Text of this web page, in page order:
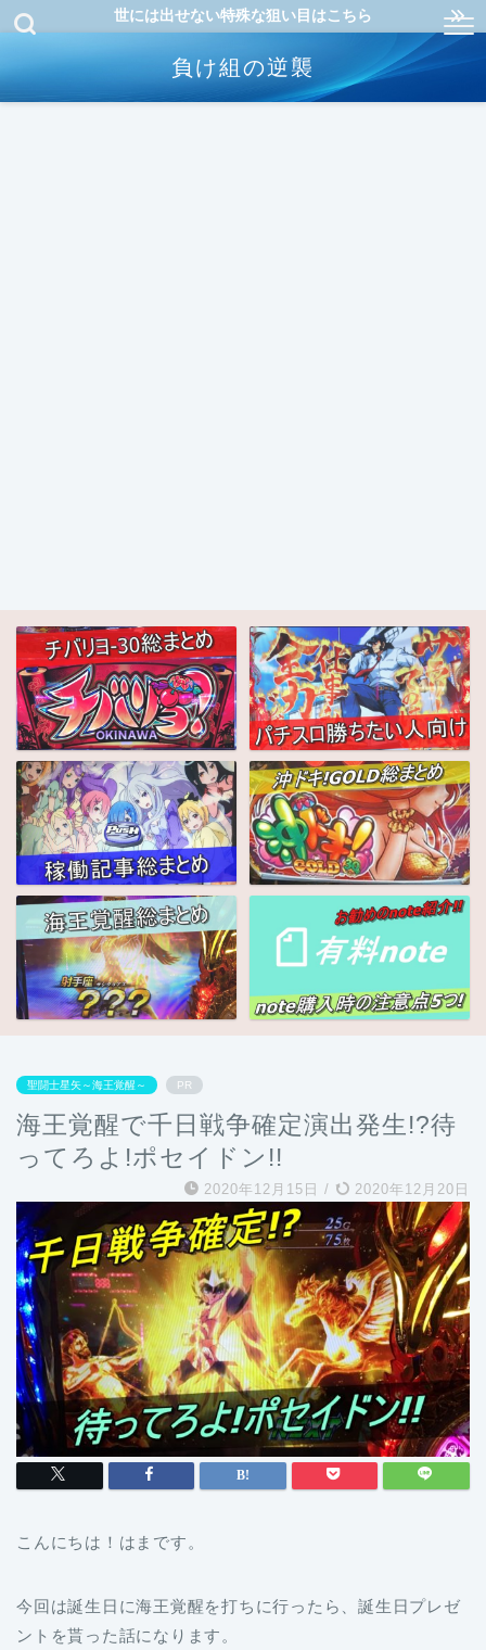
世には出せない特殊な狙い目はこちら
負け組の逆襲
聖闘士星矢～海王覚醒～ PR
海王覚醒で千日戦争確定演出発生!?待
ってろよ!ポセイドン!!
2020年12月15日 / 2020年12月20日
こんにちは！はまです。
今回は誕生日に海王覚醒を打ちに行ったら、誕生日プレゼ
ントを貰った話になります。